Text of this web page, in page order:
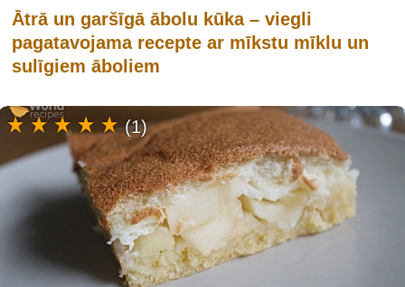
Ātrā un garšīgā ābolu kūka – viegli
pagatavojama recepte ar mīkstu mīklu un
sulīgiem āboliem
(1)